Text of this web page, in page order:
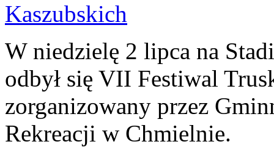
W niedzielę 2 lipca na
odbył się VII Festiwal
zorganizowany przez
Rekreacji w Chmielnie.